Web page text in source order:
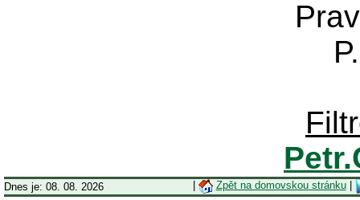
Dnes je: 08. 08. 2026 Zpět na domovskou stránku|